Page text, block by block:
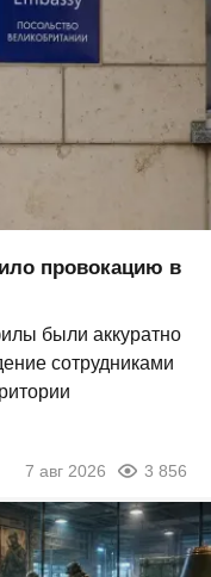
провокацию в
были аккуратно
сотрудниками
7 авг 2026 3 856